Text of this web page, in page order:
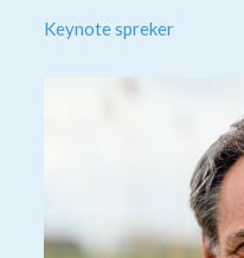
Keynote spreker